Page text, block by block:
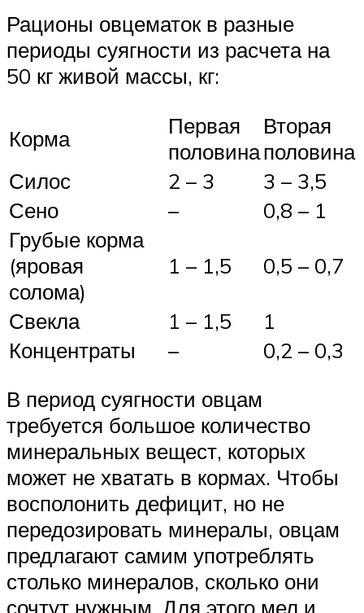
Рационы овцематок в разные
периоды суягности из расчета на
50 кг живой массы, кг:
Корма
Первая
половина
Вторая
половина
Силос
2 – 3
3 – 3,5
Сено
–
0,8 – 1
Грубые корма
(яровая
солома)
1 – 1,5 0,5 – 0,7
Свекла 1 – 1,5
1
Концентраты
–
0,2 – 0,3
В период суягности овцам
требуется большое количество
минеральных вещест, которых
может не хватать в кормах. Чтобы
восполонить дефицит, но не
передозировать минералы, овцам
предлагают самим употреблять
столько минералов, сколько они
сочтут нужным. Для этого мел и